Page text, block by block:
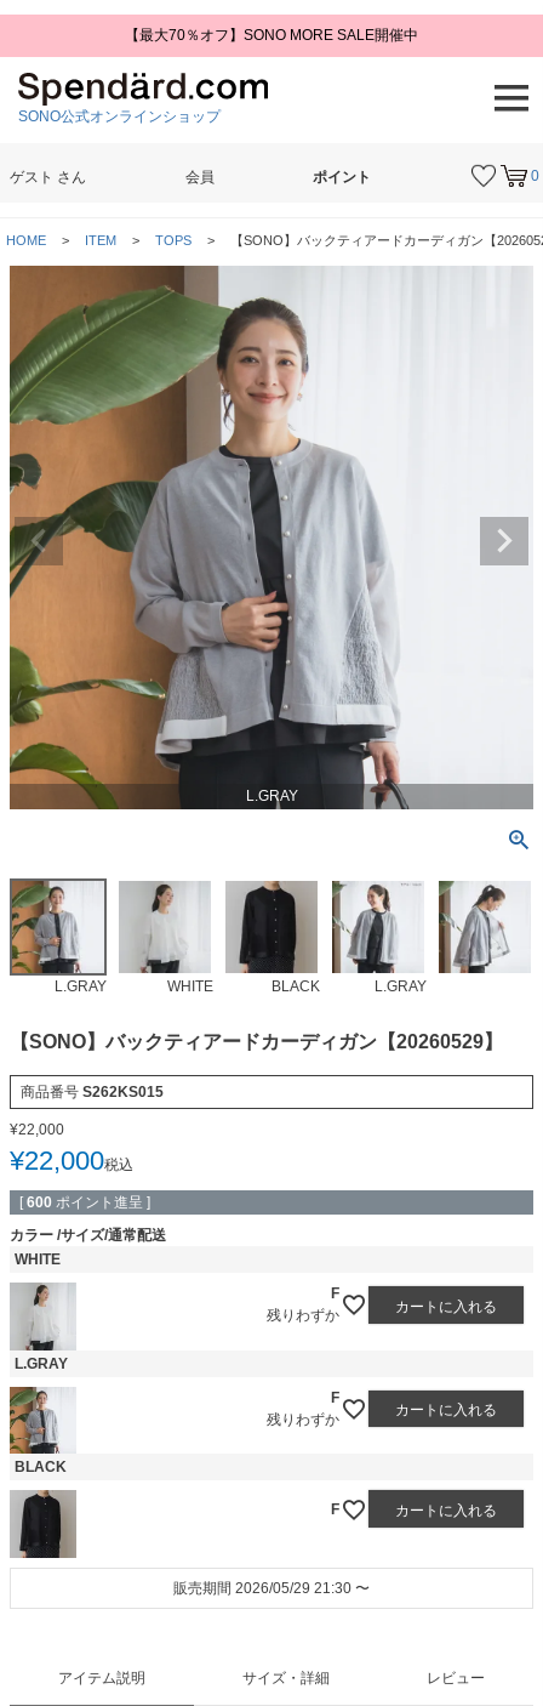
【最大70％オフ】SONO MORE SALE開催中
SONO公式オンラインショップ
0
ゲスト さん 会員 ポイント
HOME ITEM TOPS 【SONO】バックティアードカーディガン【
L.GRAY
L.GRAY WHITE BLACK L.GRAY
【SONO】バックティアードカーディガン【20260529】
商品番号 S262KS015
¥22,000
¥22,000税込
[ 600 ポイント進呈 ]
カラー サイズ/通常配送
WHITE
F
残りわずか
カートに入れる
L.GRAY
F
残りわずか
カートに入れる
BLACK
F カートに入れる
販売期間 2026/05/29 21:30 〜
アイテム説明 サイズ・詳細 レビュー